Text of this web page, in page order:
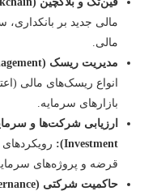
مالی جدید بر بانکداری،
مدیریت ریسک (Risk Management):
انواع ریسک‌های مالی
بازارهای سرمایه.
Investment):
رویکردهای نوین
قرضه و پروژه‌های
حاکمیت شرکتی (Corporate Governance):